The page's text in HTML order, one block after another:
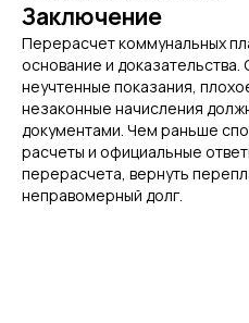
Заключение
Перерасчет коммунальных
основание и доказательства.
неучтенные показания,
незаконные начисления
документами. Чем раньше
расчеты и официальные
перерасчета, вернуть
неправомерный долг.